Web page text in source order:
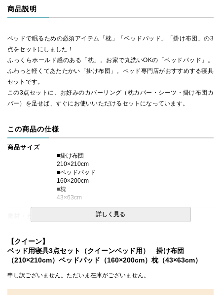
商品説明
ベッドで眠るための必須アイテム「枕」「ベッドパッド」「掛け布団」の3
点をセットにしました！
ふっくらホールド感のある「枕」。お家で丸洗いOKの「ベッドパッド」。
ふわっと軽くてあたたかい「掛け布団」。ベッド専門店がおすすめする寝具
セットです。
この3点セットに、お好みのカバーリング（枕カバー・シーツ・掛け布団カ
バー）を足せば、すぐにお使いいただけるセットになっています。
この商品の仕様
商品サイズ
■掛け布団
210×210cm
■ベッドパッド
160×200cm
■枕
43×63cm
■掛け布団
（40番手、平織り、打ち込み230本)
詰め物：中国産グレーダックダウン 85％、フェザー15%
かさ高：8～9cm前後
詳しく見る
【クイーン】
ベッド用寝具3点セット（クイーンベッド用） 掛け布団
（210×210cm）ベッドパッド（160×200cm）枕（43×63cm）
申し訳ございません。ただいま在庫がございません。